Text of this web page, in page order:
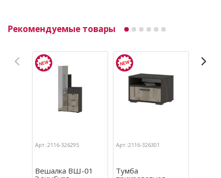
Рекомендуемые товары
Арт.:2116-326295
Вешалка ВШ-01
Арт.:2116-326301
Тумба